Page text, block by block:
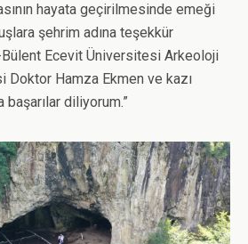
hayata geçirilmesinde emeği
şehrim adına teşekkür
Ecevit Üniversitesi Arkeoloji
Doktor Hamza Ekmen ve kazı
başarılar diliyorum.”